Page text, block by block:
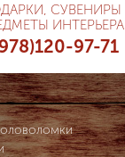
СУВЕНИРЫ
ИНТЕРЬЕРА
97-71